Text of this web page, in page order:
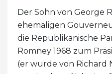
Der Sohn von George
ehemaligen
die Republikanische
Romney 1968 zum
(er wurde von Richard